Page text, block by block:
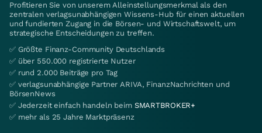
Profitieren Sie von unserem Alleinstellungsmerkmal als den
zentralen verlagsunabhängigen Wissens-Hub für einen aktuellen
und fundierten Zugang in die Börsen- und Wirtschaftswelt, um
strategische Entscheidungen zu treffen.
✅ Größte Finanz-Community Deutschlands
✅ über 550.000 registrierte Nutzer
✅ rund 2.000 Beiträge pro Tag
✅ verlagsunabhängige Partner ARIVA, FinanzNachrichten und
BörsenNews
✅ Jederzeit einfach handeln beim SMARTBROKER+
✅ mehr als 25 Jahre Marktpräsenz